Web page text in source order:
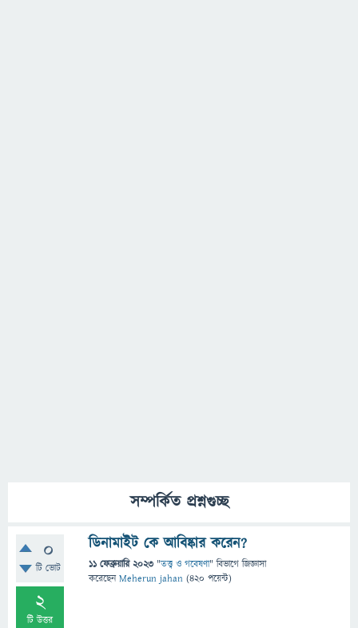
সম্পর্কিত প্রশ্নগুচ্ছ
0
টি ভোট
2
টি উত্তর
ডিনামাইট কে আবিষ্কার করেন?
11 ফেব্রুয়ারি 2023 "তত্ত্ব ও গবেষণা" বিভাগে জিজ্ঞাসা
করেছেনMeherun jahan (420 পয়েন্ট)